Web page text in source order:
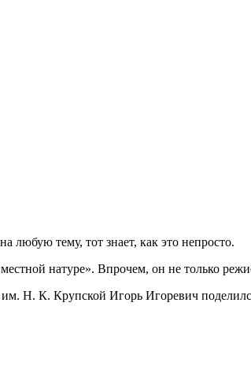
любую тему, тот знает, как это непросто.
натуре». Впрочем, он не только
им. Н. К. Крупской Игорь Игоревич